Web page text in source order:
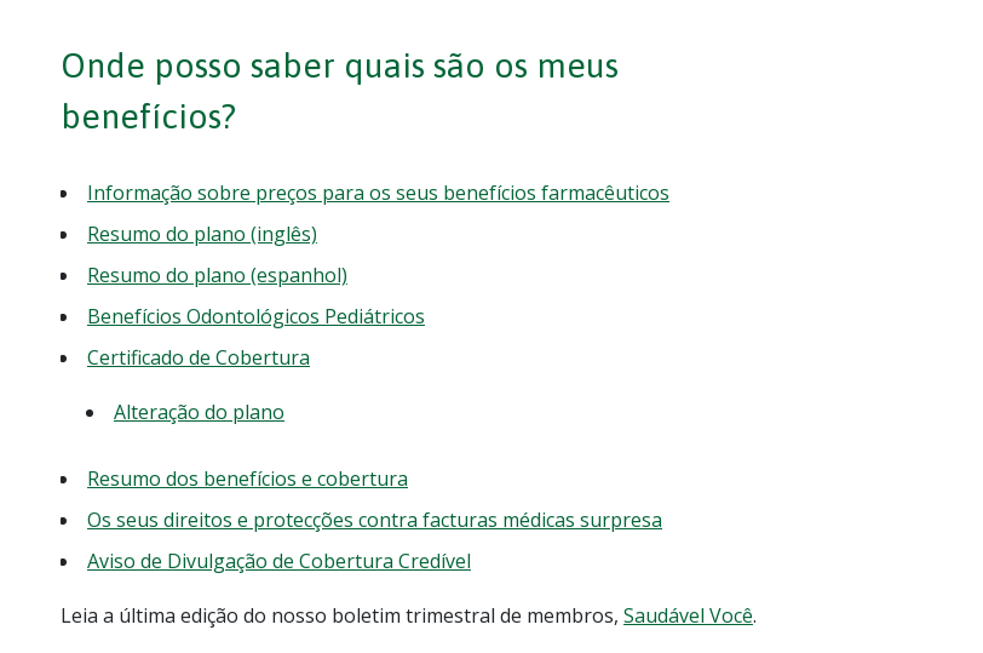
Onde posso saber quais são os meus
benefícios?
Informação sobre preços para os seus benefícios farmacêuticos
Resumo do plano (inglês)
Resumo do plano (espanhol)
Benefícios Odontológicos Pediátricos
Certificado de Cobertura
Alteração do plano
Resumo dos benefícios e cobertura
Os seus direitos e protecções contra facturas médicas surpresa
Aviso de Divulgação de Cobertura Credível
Leia a última edição do nosso boletim trimestral de membros, Saudável Você.